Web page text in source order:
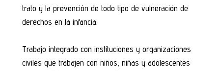
trato y la prevención de todo tipo de vulneración de
derechos en la infancia.
Trabajo integrado con instituciones y organizaciones
civiles que trabajen con niños, niñas y adolescentes